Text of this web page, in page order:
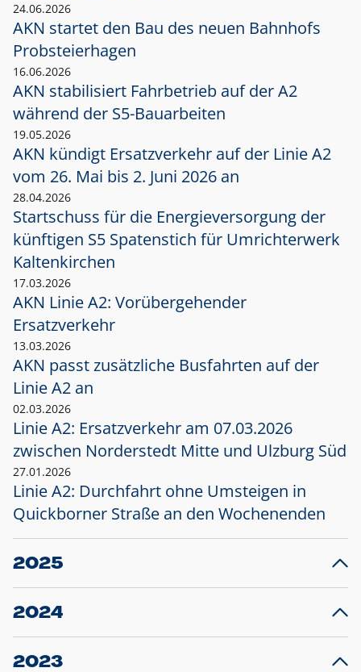
24.06.2026
AKN startet den Bau des neuen Bahnhofs
Probsteierhagen
16.06.2026
AKN stabilisiert Fahrbetrieb auf der A2
während der S5-Bauarbeiten
19.05.2026
AKN kündigt Ersatzverkehr auf der Linie A2
vom 26. Mai bis 2. Juni 2026 an
28.04.2026
Startschuss für die Energieversorgung der
künftigen S5 Spatenstich für Umrichterwerk
Kaltenkirchen
17.03.2026
AKN Linie A2: Vorübergehender
Ersatzverkehr
13.03.2026
AKN passt zusätzliche Busfahrten auf der
Linie A2 an
02.03.2026
Linie A2: Ersatzverkehr am 07.03.2026
zwischen Norderstedt Mitte und Ulzburg Süd
27.01.2026
Linie A2: Durchfahrt ohne Umsteigen in
Quickborner Straße an den Wochenenden
2025
23.12.2025
Projekt S5: Start der Bauarbeiten am
2024
10.12.2024
Großprojekt S5: Sperrung der Bahnstraße in
2023